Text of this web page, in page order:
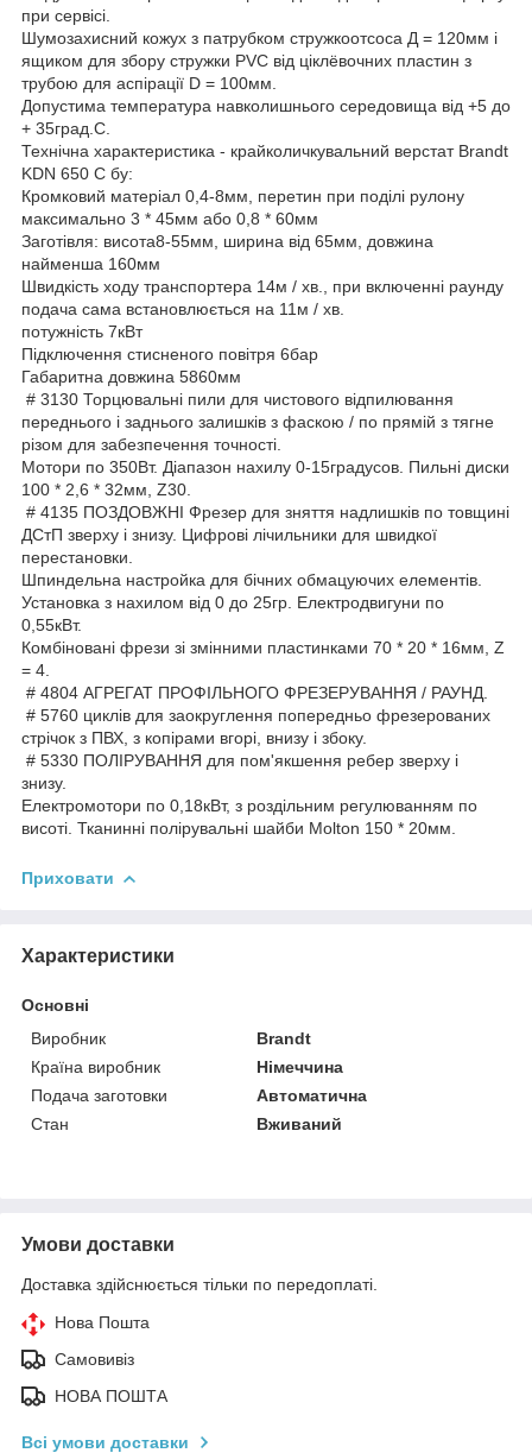
при сервісі.
Шумозахисний кожух з патрубком стружкоотсоса Д = 120мм і
ящиком для збору стружки PVC від ціклёвочних пластин з
трубою для аспірації D = 100мм.
Допустима температура навколишнього середовища від +5 до
+ 35град.С.
Технічна характеристика - крайколичкувальний верстат Brandt
KDN 650 C бу:
Кромковий матеріал 0,4-8мм, перетин при поділі рулону
максимально 3 * 45мм або 0,8 * 60мм
Заготівля: висота8-55мм, ширина від 65мм, довжина
найменша 160мм
Швидкість ходу транспортера 14м / хв., при включенні раунду
подача сама встановлюється на 11м / хв.
потужність 7кВт
Підключення стисненого повітря 6бар
Габаритна довжина 5860мм
# 3130 Торцювальні пили для чистового відпилювання
переднього і заднього залишків з фаскою / по прямій з тягне
різом для забезпечення точності.
Мотори по 350Вт. Діапазон нахилу 0-15градусов. Пильні диски
100 * 2,6 * 32мм, Z30.
# 4135 ПОЗДОВЖНІ Фрезер для зняття надлишків по товщині
ДСтП зверху і знизу. Цифрові лічильники для швидкої
перестановки.
Шпиндельна настройка для бічних обмацуючих елементів.
Установка з нахилом від 0 до 25гр. Електродвигуни по
0,55кВт.
Комбіновані фрези зі змінними пластинками 70 * 20 * 16мм, Z
= 4.
# 4804 АГРЕГАТ ПРОФІЛЬНОГО ФРЕЗЕРУВАННЯ / РАУНД.
# 5760 циклів для заокруглення попередньо фрезерованих
стрічок з ПВХ, з копірами вгорі, внизу і збоку.
# 5330 ПОЛІРУВАННЯ для пом'якшення ребер зверху і
знизу.
Електромотори по 0,18кВт, з роздільним регулюванням по
висоті. Тканинні полірувальні шайби Molton 150 * 20мм.
Приховати
Характеристики
Основні
Виробник
Brandt
Країна виробник
Німеччина
Подача заготовки
Автоматична
Стан
Вживаний
Умови доставки
Доставка здійснюється тільки по передоплаті.
Нова Пошта
Самовивіз
НОВА ПОШТА
Всі умови доставки